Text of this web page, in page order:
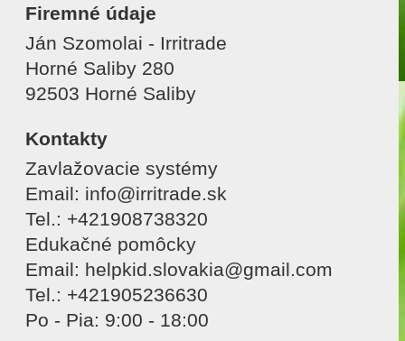
Firemné údaje
Ján Szomolai - Irritrade
Horné Saliby 280
92503 Horné Saliby
Kontakty
Zavlažovacie systémy
Email: info@irritrade.sk
Tel.: +421908738320
Edukačné pomôcky
Email: helpkid.slovakia@gmail.com
Tel.: +421905236630
Po - Pia: 9:00 - 18:00